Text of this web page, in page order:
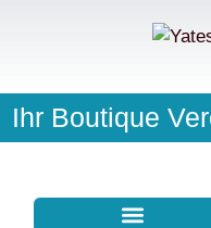
Ihr Boutique